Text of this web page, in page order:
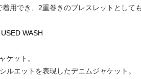
用でき、2重巻きのブレスレットとして
WASH
ケット。
エットを表現したデニムジャケット。